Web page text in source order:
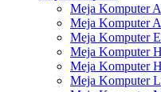
Meja Komputer
Meja Komputer
Meja Komputer
Meja Komputer
Meja Komputer
Meja Komputer